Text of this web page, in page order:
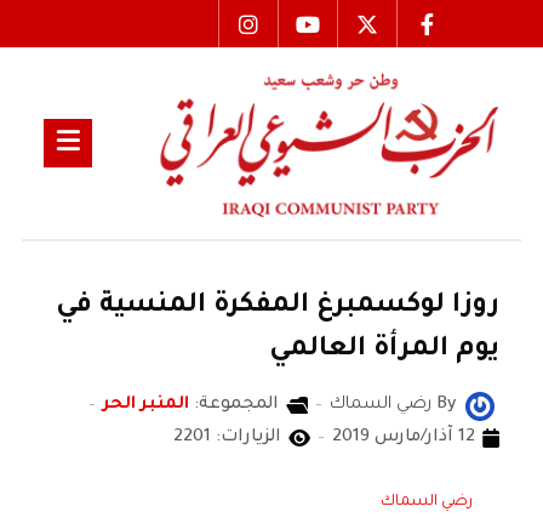
روزا لوكسمبرغ المفكرة المنسية في
يوم المرأة العالمي
By رضي السماك المجموعة: المنبر الحر
12 آذار/مارس 2019
الزيارات: 2201
رضي السماك